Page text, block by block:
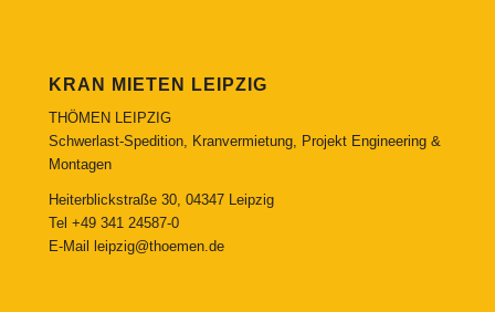
KRAN MIETEN LEIPZIG
THÖMEN LEIPZIG
Schwerlast-Spedition, Kranvermietung, Projekt Engineering &
Montagen
Heiterblickstraße 30, 04347 Leipzig
Tel +49 341 24587-0
E-Mail
leipzig@thoemen.de